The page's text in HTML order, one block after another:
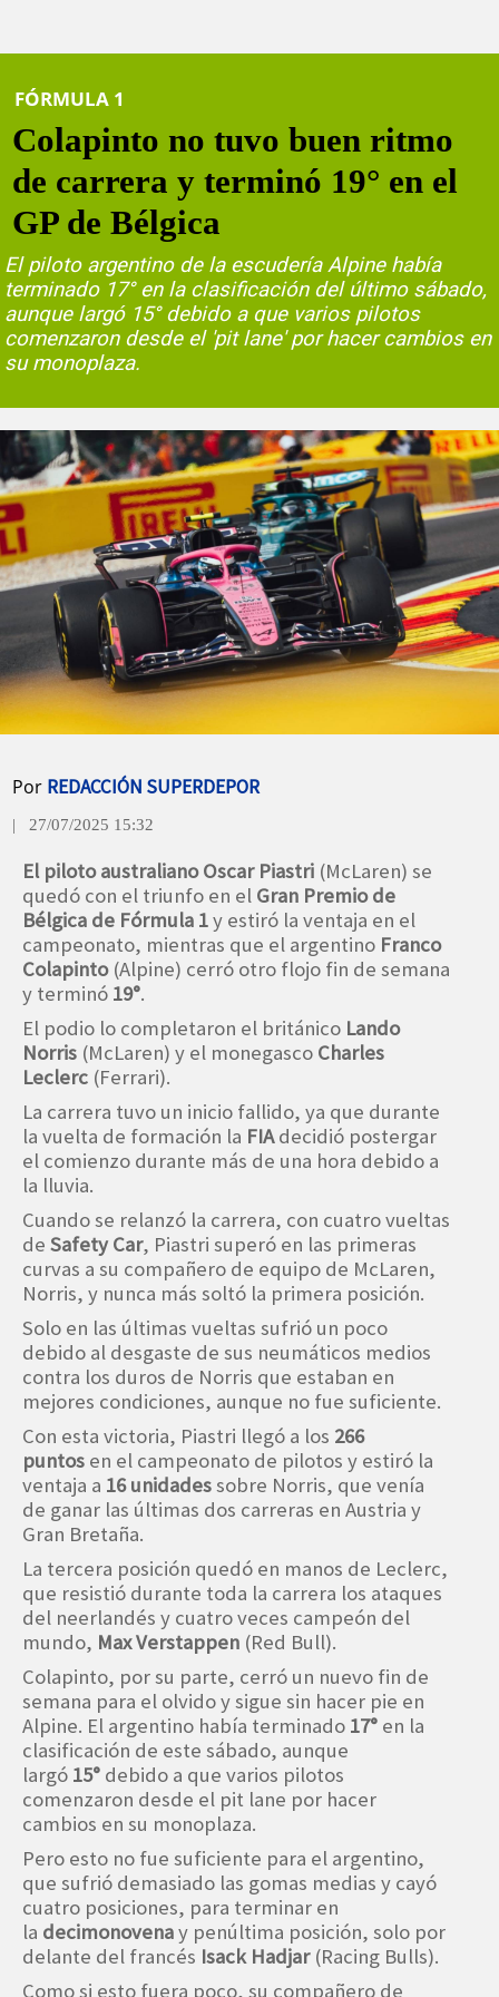
FÓRMULA 1
Colapinto no tuvo buen ritmo
de carrera y terminó 19° en el
GP de Bélgica
El piloto argentino de la escudería Alpine había
terminado 17° en la clasificación del último sábado,
aunque largó 15° debido a que varios pilotos
comenzaron desde el 'pit lane' por hacer cambios en
su monoplaza.
Por REDACCIÓN SUPERDEPOR
| 27/07/2025 15:32
El piloto australiano Oscar Piastri (McLaren) se
quedó con el triunfo en el Gran Premio de
Bélgica de Fórmula 1y estiró la ventaja en el
campeonato, mientras que el argentino Franco
Colapinto(Alpine) cerró otro flojo fin de semana
y terminó 19°.
El podio lo completaron el británico Lando
Norris (McLaren) y el monegasco Charles
Leclerc (Ferrari).
La carrera tuvo un inicio fallido, ya que durante
la vuelta de formación la FIAdecidió postergar
el comienzo durante más de una hora debido a
la lluvia.
Cuando se relanzó la carrera, con cuatro vueltas
de Safety Car, Piastri superó en las primeras
curvas a su compañero de equipo de McLaren,
Norris, y nunca más soltó la primera posición.
Solo en las últimas vueltas sufrió un poco
debido al desgaste de sus neumáticos medios
contra los duros de Norris que estaban en
mejores condiciones, aunque no fue suficiente.
Con esta victoria, Piastri llegó a los 266
puntos en el campeonato de pilotos y estiró la
ventaja a 16 unidadessobre Norris, que venía
de ganar las últimas dos carreras en Austria y
Gran Bretaña.
La tercera posición quedó en manos de Leclerc,
que resistió durante toda la carrera los ataques
del neerlandés y cuatro veces campeón del
mundo, Max Verstappen (Red Bull).
Colapinto, por su parte, cerró un nuevo fin de
semana para el olvido y sigue sin hacer pie en
Alpine. El argentino había terminado 17° en la
clasificación de este sábado, aunque
largó 15° debido a que varios pilotos
comenzaron desde el pit lane por hacer
cambios en su monoplaza.
Pero esto no fue suficiente para el argentino,
que sufrió demasiado las gomas medias y cayó
cuatro posiciones, para terminar en
la decimonovenay penúltima posición, solo por
delante del francés Isack Hadjar(Racing Bulls).
Como si esto fuera poco, su compañero de